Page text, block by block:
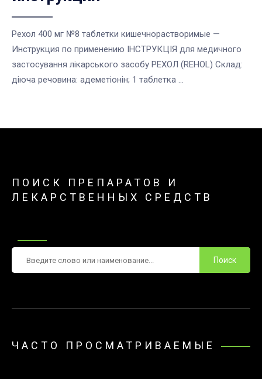
Рехол 400 мг №8 таблетки кишечнорастворимые —
Инструкция по применению ІНСТРУКЦІЯ для медичного
застосування лікарського засобу РЕХОЛ (REHOL) Склад:
діюча речовина: адеметіонін; 1 таблетка ...
ПОИСК ПРЕПАРАТОВ И
ЛЕКАРСТВЕННЫХ СРЕДСТВ
ЧАСТО ПРОСМАТРИВАЕМЫЕ